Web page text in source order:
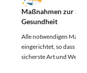
Maßnahmen zur
Gesundheit
Alle notwendigen
eingerichtet, so dass Sie
sicherste Art und Weise